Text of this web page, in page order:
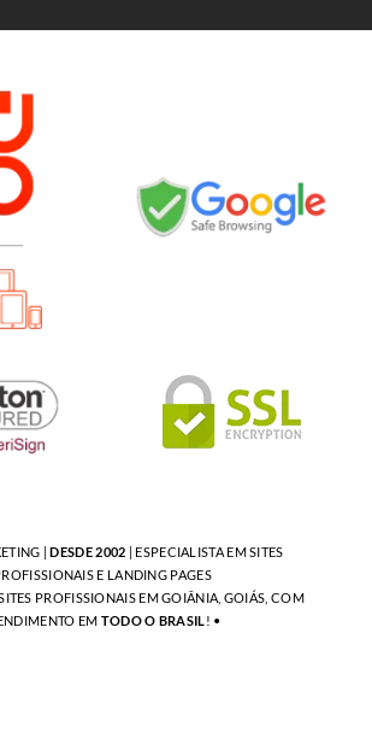
|DESDE 2002 | ESPECIALISTA EM SITES
E LANDING PAGES
PROFISSIONAIS EM GOIÂNIA, GOIÁS, COM
EM TODO O BRASIL! •